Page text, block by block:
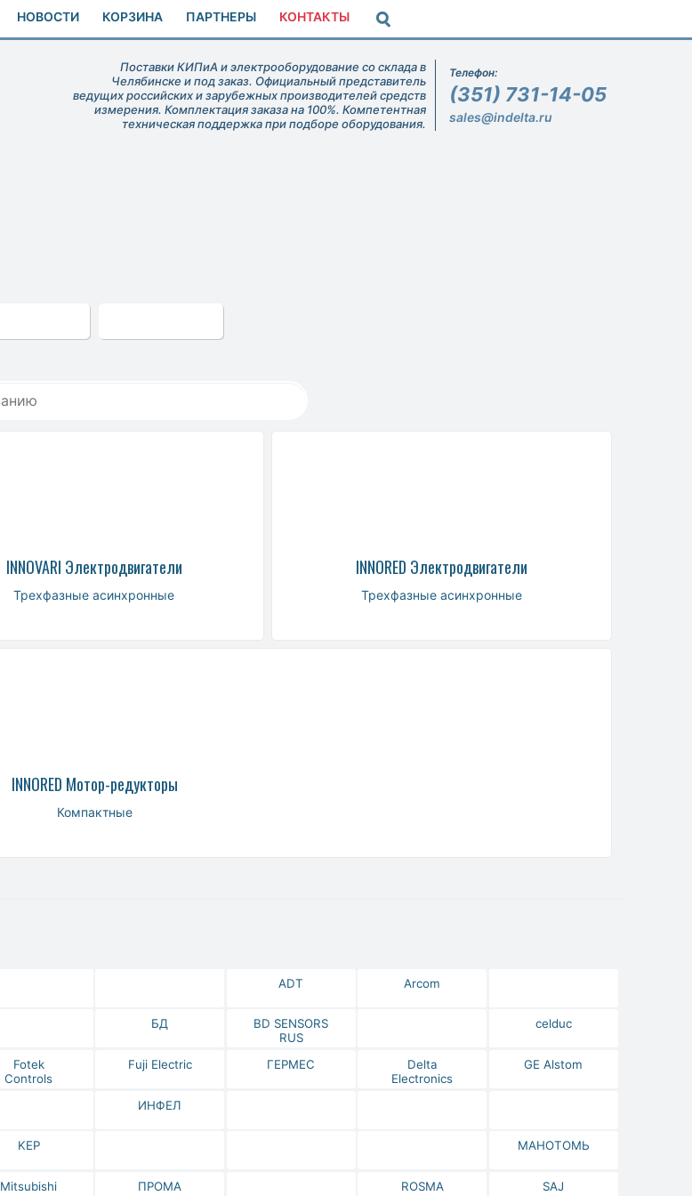
НОВОСТИ КОРЗИНА ПАРТНЕРЫ КОНТАКТЫ
Поставки КИПиА и электрооборудование со склада в
Челябинске и под заказ. Официальный представитель
ведущих российских и зарубежных производителей средств
измерения. Комплектация заказа на 100%. Компетентная
техническая поддержка при подборе оборудования.
Телефон:
(351) 731-14-05
sales@indelta.ru
INNOVARI Электродвигатели
Трехфазные асинхронные
INNORED Электродвигатели
Трехфазные асинхронные
INNORED Мотор-редукторы
Компактные
ADT Arcom
БД
BD SENSORS
RUS
celduc
Fotek
Controls
Fuji Electric ГЕРМЕС
Delta
Electronics
GE Alstom
ИНФЕЛ
KEP МАНОТОМЬ
Mitsubishi
ПРОМА ROSMA SAJ